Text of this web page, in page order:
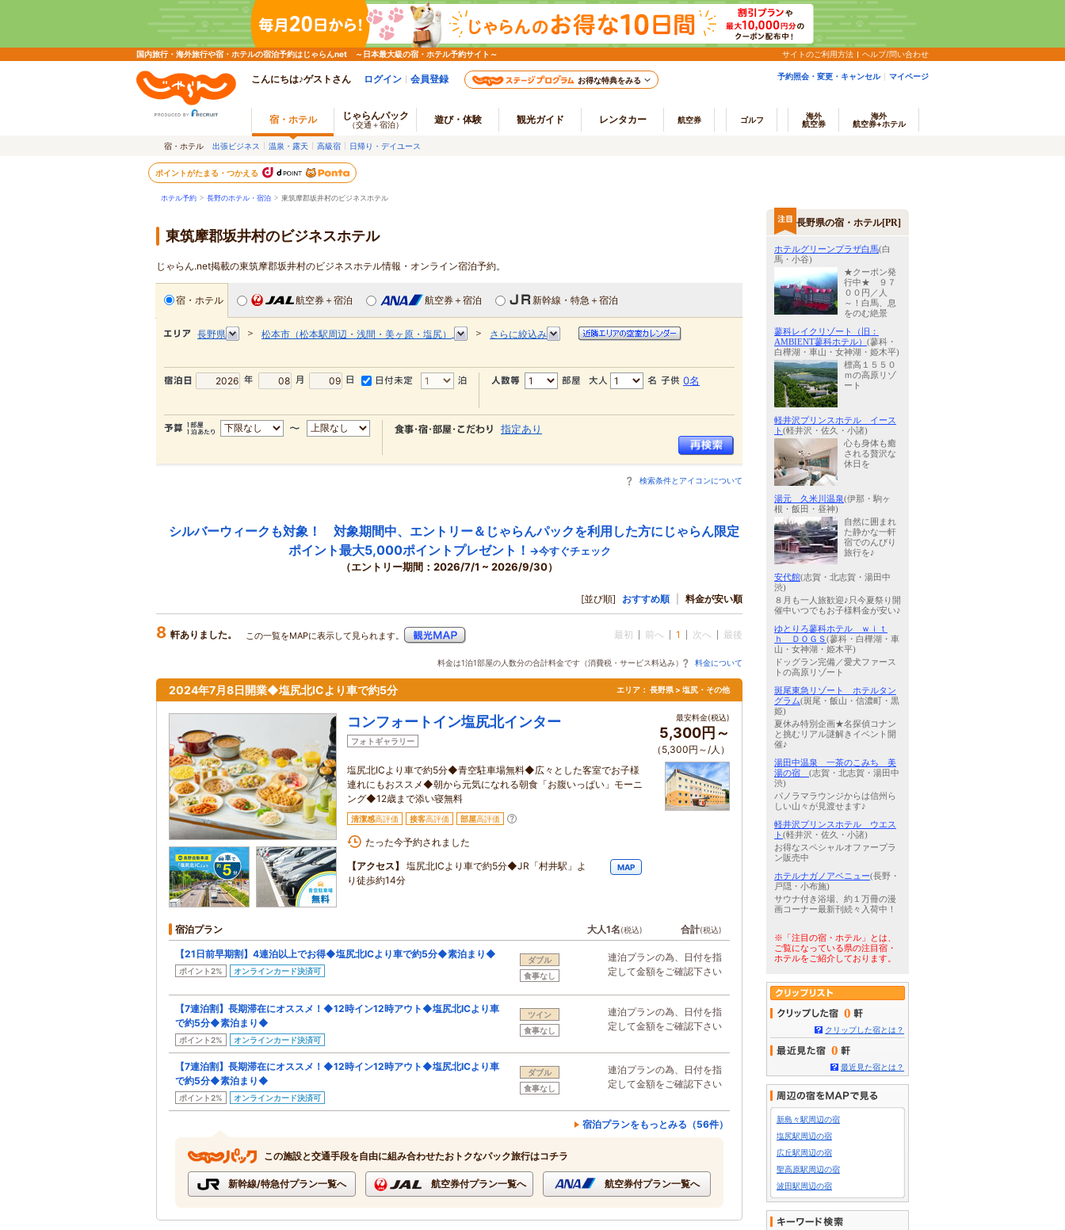
国内旅行・海外旅行や宿・ホテルの宿泊予約はじゃらんnet ～日本最大級の宿・ホテル予約サイト～ サイトのご利用方法 ヘルプ/問い合わせ
こんにちは♪ゲストさん ログイン 会員登録 お得な特典をみる 予約照会・変更・キャンセル マイページ
宿・ホテル じゃらんパック
（交通＋宿泊） 遊び・体験 観光ガイド レンタカー 航空券 ゴルフ
海外
航空券
海外
航空券+ホテル
宿・ホテル 出張ビジネス 温泉・露天 高級宿 日帰り・デイユース
ポイントがたまる・つかえる
ホテル予約 > 長野のホテル・宿泊 > 東筑摩郡坂井村のビジネスホテル
東筑摩郡坂井村のビジネスホテル
じゃらん.net掲載の東筑摩郡坂井村のビジネスホテル情報・オンライン宿泊予約。
宿・ホテル 航空券＋宿泊 航空券＋宿泊 新幹線・特急＋宿泊
長野県 ＞ 松本市（松本駅周辺・浅間・美ヶ原・塩尻） ＞ さらに絞込み
0名
指定あり
検索条件とアイコンについて
シルバーウィークも対象！ 対象期間中、エントリー＆じゃらんパックを利用した方にじゃらん限定
ポイント最大5,000ポイントプレゼント！ →今すぐチェック
（エントリー期間：2026/7/1 ~ 2026/9/30）
[並び順] おすすめ順 料金が安い順
8 軒ありました。 この一覧をMAPに表示して見られます。 最初 前へ 1 次へ 最後
料金は1泊1部屋の人数分の合計料金です（消費税・サービス料込み） 料金について
2024年7月8日開業◆塩尻北ICより車で約5分 エリア： 長野県 > 塩尻・その他
コンフォートイン塩尻北インター
フォトギャラリー
塩尻北ICより車で約5分◆青空駐車場無料◆広々とした客室でお子様
連れにもおススメ◆朝から元気になれる朝食「お腹いっぱい」モーニ
ング◆12歳まで添い寝無料
清潔感高評価 接客高評価 部屋高評価
たった今予約されました
【アクセス】
塩尻北ICより車で約5分◆JR「村井駅」よ
り徒歩約14分
MAP
最安料金(税込)
5,300円～
（5,300円～/人）
宿泊プラン 大人1名(税込) 合計(税込)
【21日前早期割】4連泊以上でお得◆塩尻北ICより車で約5分◆素泊まり◆
ポイント2% オンラインカード決済可
ダブル
食事なし
連泊プランの為、日付を指
定して金額をご確認下さい
【7連泊割】長期滞在にオススメ！◆12時イン12時アウト◆塩尻北ICより車
で約5分◆素泊まり◆
ポイント2% オンラインカード決済可
ツイン
食事なし
連泊プランの為、日付を指
定して金額をご確認下さい
【7連泊割】長期滞在にオススメ！◆12時イン12時アウト◆塩尻北ICより車
で約5分◆素泊まり◆
ポイント2% オンラインカード決済可
ダブル
食事なし
連泊プランの為、日付を指
定して金額をご確認下さい
宿泊プランをもっとみる（56件）
この施設と交通手段を自由に組み合わせたおトクなパック旅行はコチラ
新幹線/特急付プラン一覧へ 航空券付プラン一覧へ 航空券付プラン一覧へ
長野県の宿・ホテル[PR]
ホテルグリーンプラザ白馬(白
馬・小谷)
★クーポン発
行中★ ９７
００円／人
～！白馬、息
をのむ絶景
蓼科レイクリゾート（旧：
AMBIENT蓼科ホテル） (蓼科・
白樺湖・車山・女神湖・姫木平)
標高１５５０
ｍの高原リゾ
ート
軽井沢プリンスホテル イース
ト(軽井沢・佐久・小諸)
心も身体も癒
される贅沢な
休日を
湯元 久米川温泉(伊那・駒ヶ
根・飯田・昼神)
自然に囲まれ
た静かな一軒
宿でのんびり
旅行を♪
安代館(志賀・北志賀・湯田中
渋)
８月も一人旅歓迎♪只今夏祭り開
催中いつでもお子様料金が安い♪
ゆとりろ蓼科ホテル ｗｉｔ
ｈ ＤＯＧＳ(蓼科・白樺湖・車
山・女神湖・姫木平)
ドッグラン完備／愛犬ファース
トの高原リゾート
斑尾東急リゾート ホテルタン
グラム(斑尾・飯山・信濃町・黒
姫)
夏休み特別企画★名探偵コナン
と挑むリアル謎解きイベント開
催♪
湯田中温泉 一茶のこみち 美
湯の宿 (志賀・北志賀・湯田中
渋)
パノラマラウンジからは信州ら
しい山々が見渡せます♪
軽井沢プリンスホテル ウエス
ト(軽井沢・佐久・小諸)
お得なスペシャルオファープラ
ン販売中
ホテルナガノアベニュー(長野・
戸隠・小布施)
サウナ付き浴場、約１万冊の漫
画コーナー最新刊続々入荷中！
※「注目の宿・ホテル」とは、
ご覧になっている県の注目宿・
ホテルをご紹介しております。
0
クリップした宿とは？
0
最近見た宿とは？
新島々駅周辺の宿
塩尻駅周辺の宿
広丘駅周辺の宿
聖高原駅周辺の宿
波田駅周辺の宿